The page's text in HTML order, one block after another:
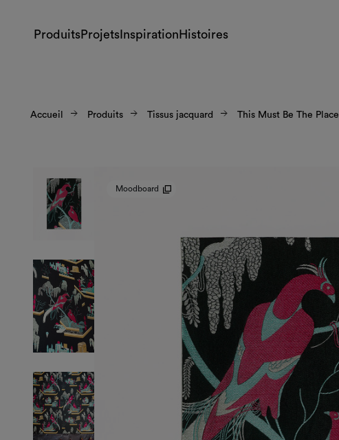
ProduitsProjets Inspiration Histoires
Accueil Produits Tissus jacquard This Must Be The Place
Moodboard